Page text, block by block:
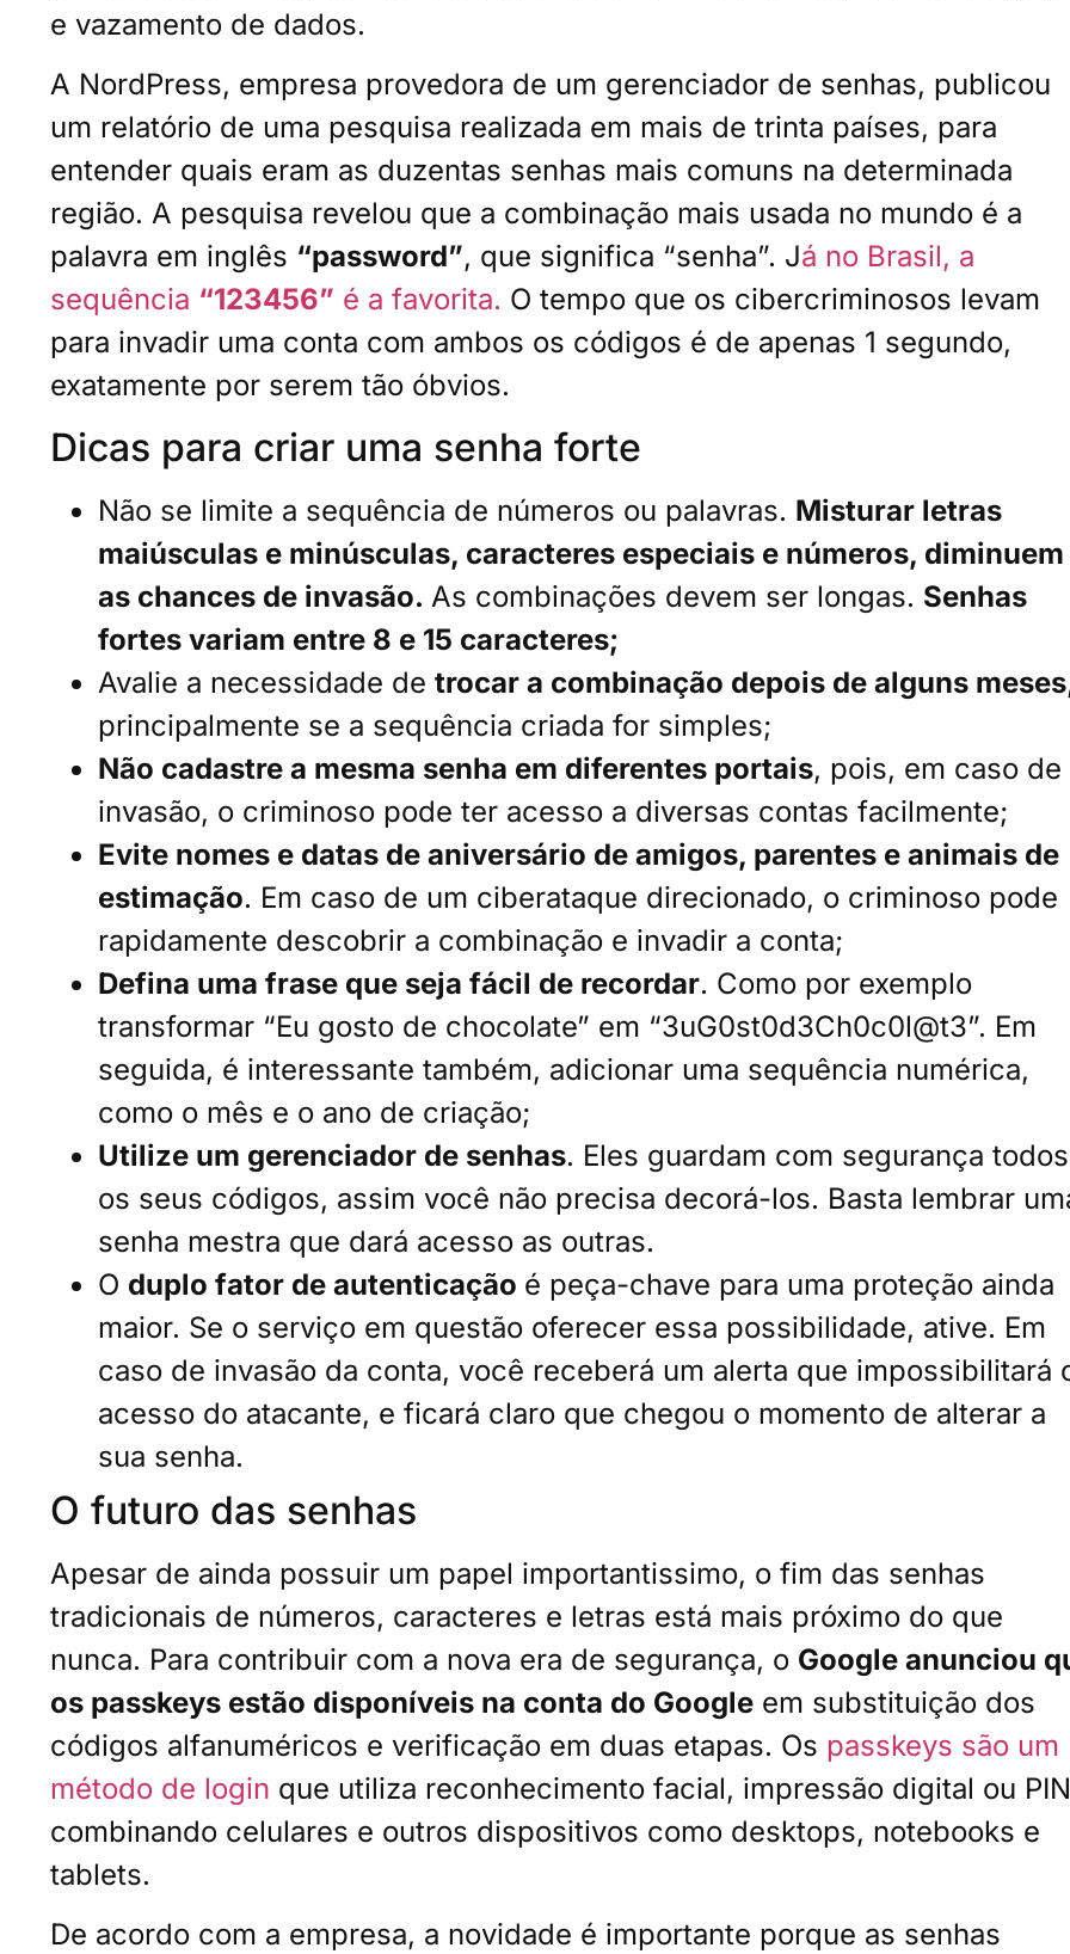
e vazamento de dados.
A NordPress, empresa provedora de um gerenciador de senhas, publicou
um relatório de uma pesquisa realizada em mais de trinta países, para
entender quais eram as duzentas senhas mais comuns na determinada
região. A pesquisa revelou que a combinação mais usada no mundo é a
palavra em inglês “password”, que significa “senha”. Já no Brasil, a
sequência “123456” é a favorita. O tempo que os cibercriminosos levam
para invadir uma conta com ambos os códigos é de apenas 1 segundo,
exatamente por serem tão óbvios.
Dicas para criar uma senha forte
Não se limite a sequência de números ou palavras. Misturar letras
maiúsculas e minúsculas, caracteres especiais e números, diminuem
as chances de invasão. As combinações devem ser longas. Senhas
fortes variam entre 8 e 15 caracteres;
Avalie a necessidade de trocar a combinação depois de alguns meses
principalmente se a sequência criada for simples;
Não cadastre a mesma senha em diferentes portais, pois, em caso de
invasão, o criminoso pode ter acesso a diversas contas facilmente;
Evite nomes e datas de aniversário de amigos, parentes e animais de
estimação. Em caso de um ciberataque direcionado, o criminoso pode
rapidamente descobrir a combinação e invadir a conta;
Defina uma frase que seja fácil de recordar. Como por exemplo
transformar “Eu gosto de chocolate” em “3uG0st0d3Ch0c0l@t3”. Em
seguida, é interessante também, adicionar uma sequência numérica,
como o mês e o ano de criação;
Utilize um gerenciador de senhas. Eles guardam com segurança todos
os seus códigos, assim você não precisa decorá-los. Basta lembrar
senha mestra que dará acesso as outras.
O duplo fator de autenticação é peça-chave para uma proteção ainda
maior. Se o serviço em questão oferecer essa possibilidade, ative. Em
caso de invasão da conta, você receberá um alerta que impossibilitará
acesso do atacante, e ficará claro que chegou o momento de alterar a
sua senha.
O futuro das senhas
Apesar de ainda possuir um papel importantissimo, o fim das senhas
tradicionais de números, caracteres e letras está mais próximo do que
nunca. Para contribuir com a nova era de segurança, o Google anunciou
os passkeys estão disponíveis na conta do Google em substituição dos
códigos alfanuméricos e verificação em duas etapas. Os passkeys são um
método de login que utiliza reconhecimento facial, impressão digital ou
combinando celulares e outros dispositivos como desktops, notebooks e
tablets.
De acordo com a empresa, a novidade é importante porque as senhas